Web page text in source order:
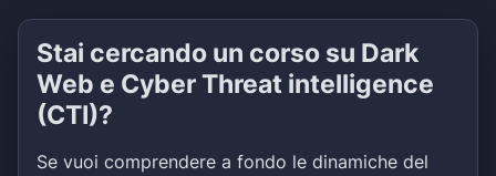
Stai cercando un corso su Dark
Web e Cyber Threat intelligence
(CTI)?
Se vuoi comprendere a fondo le dinamiche del